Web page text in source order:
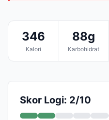
346
Kalori
88g
Karbohidrat
Skor Logi: 2/10